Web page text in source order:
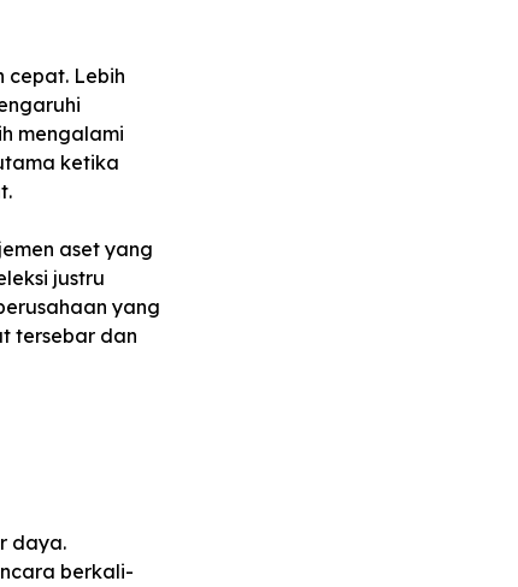
cepat. Lebih
mengalami
ketika
aset yang
justru
yang
tersebar dan
daya.
berkali-